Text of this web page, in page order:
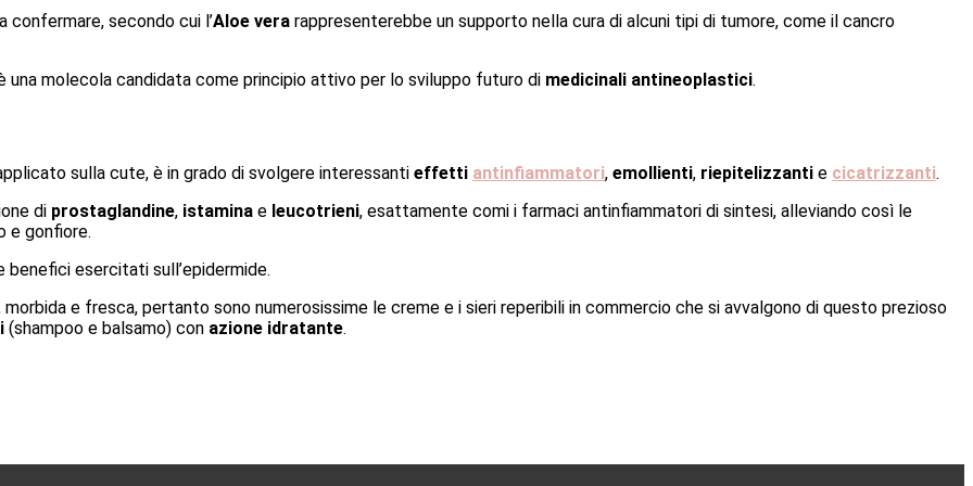
confermare, secondo cui l’Aloe vera rappresenterebbe un supporto nella cura di alcuni tipi di tumore, come il cancro
una molecola candidata come principio attivo per lo sviluppo futuro di medicinali antineoplastici.
sulla cute, è in grado di svolgere interessanti effetti antinfiammatori, emollienti, riepitelizzanti e cicatrizzanti.
di prostaglandine, istamina e leucotrieni, esattamente comi i farmaci antinfiammatori di sintesi, alleviando così le
e gonfiore.
esercitati sull’epidermide.
morbida e fresca, pertanto sono numerosissime le creme e i sieri reperibili in commercio che si avvalgono di questo prezioso
(shampoo e balsamo) con azione idratante.